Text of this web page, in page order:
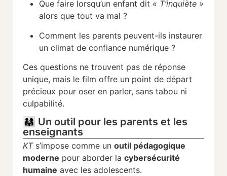
Que faire lorsqu’un enfant dit « T’inquiète »
alors que tout va mal ?
Comment les parents peuvent-ils instaurer
un climat de confiance numérique ?
Ces questions ne trouvent pas de réponse
unique, mais le film offre un point de départ
précieux pour oser en parler, sans tabou ni
culpabilité.
👨‍👩‍👧 Un outil pour les parents et les
enseignants
KTs’impose comme un outil pédagogique
moderne pour aborder la cybersécurité
humaine avec les adolescents.